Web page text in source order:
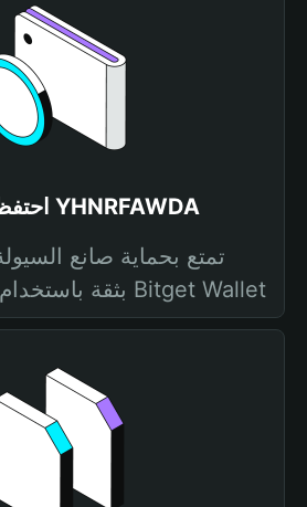
احتفظ بعملات YHNRFAWDA
تمتع بحماية صانع
YHNRFAWDA بثقة باستخدام Bitget Wallet